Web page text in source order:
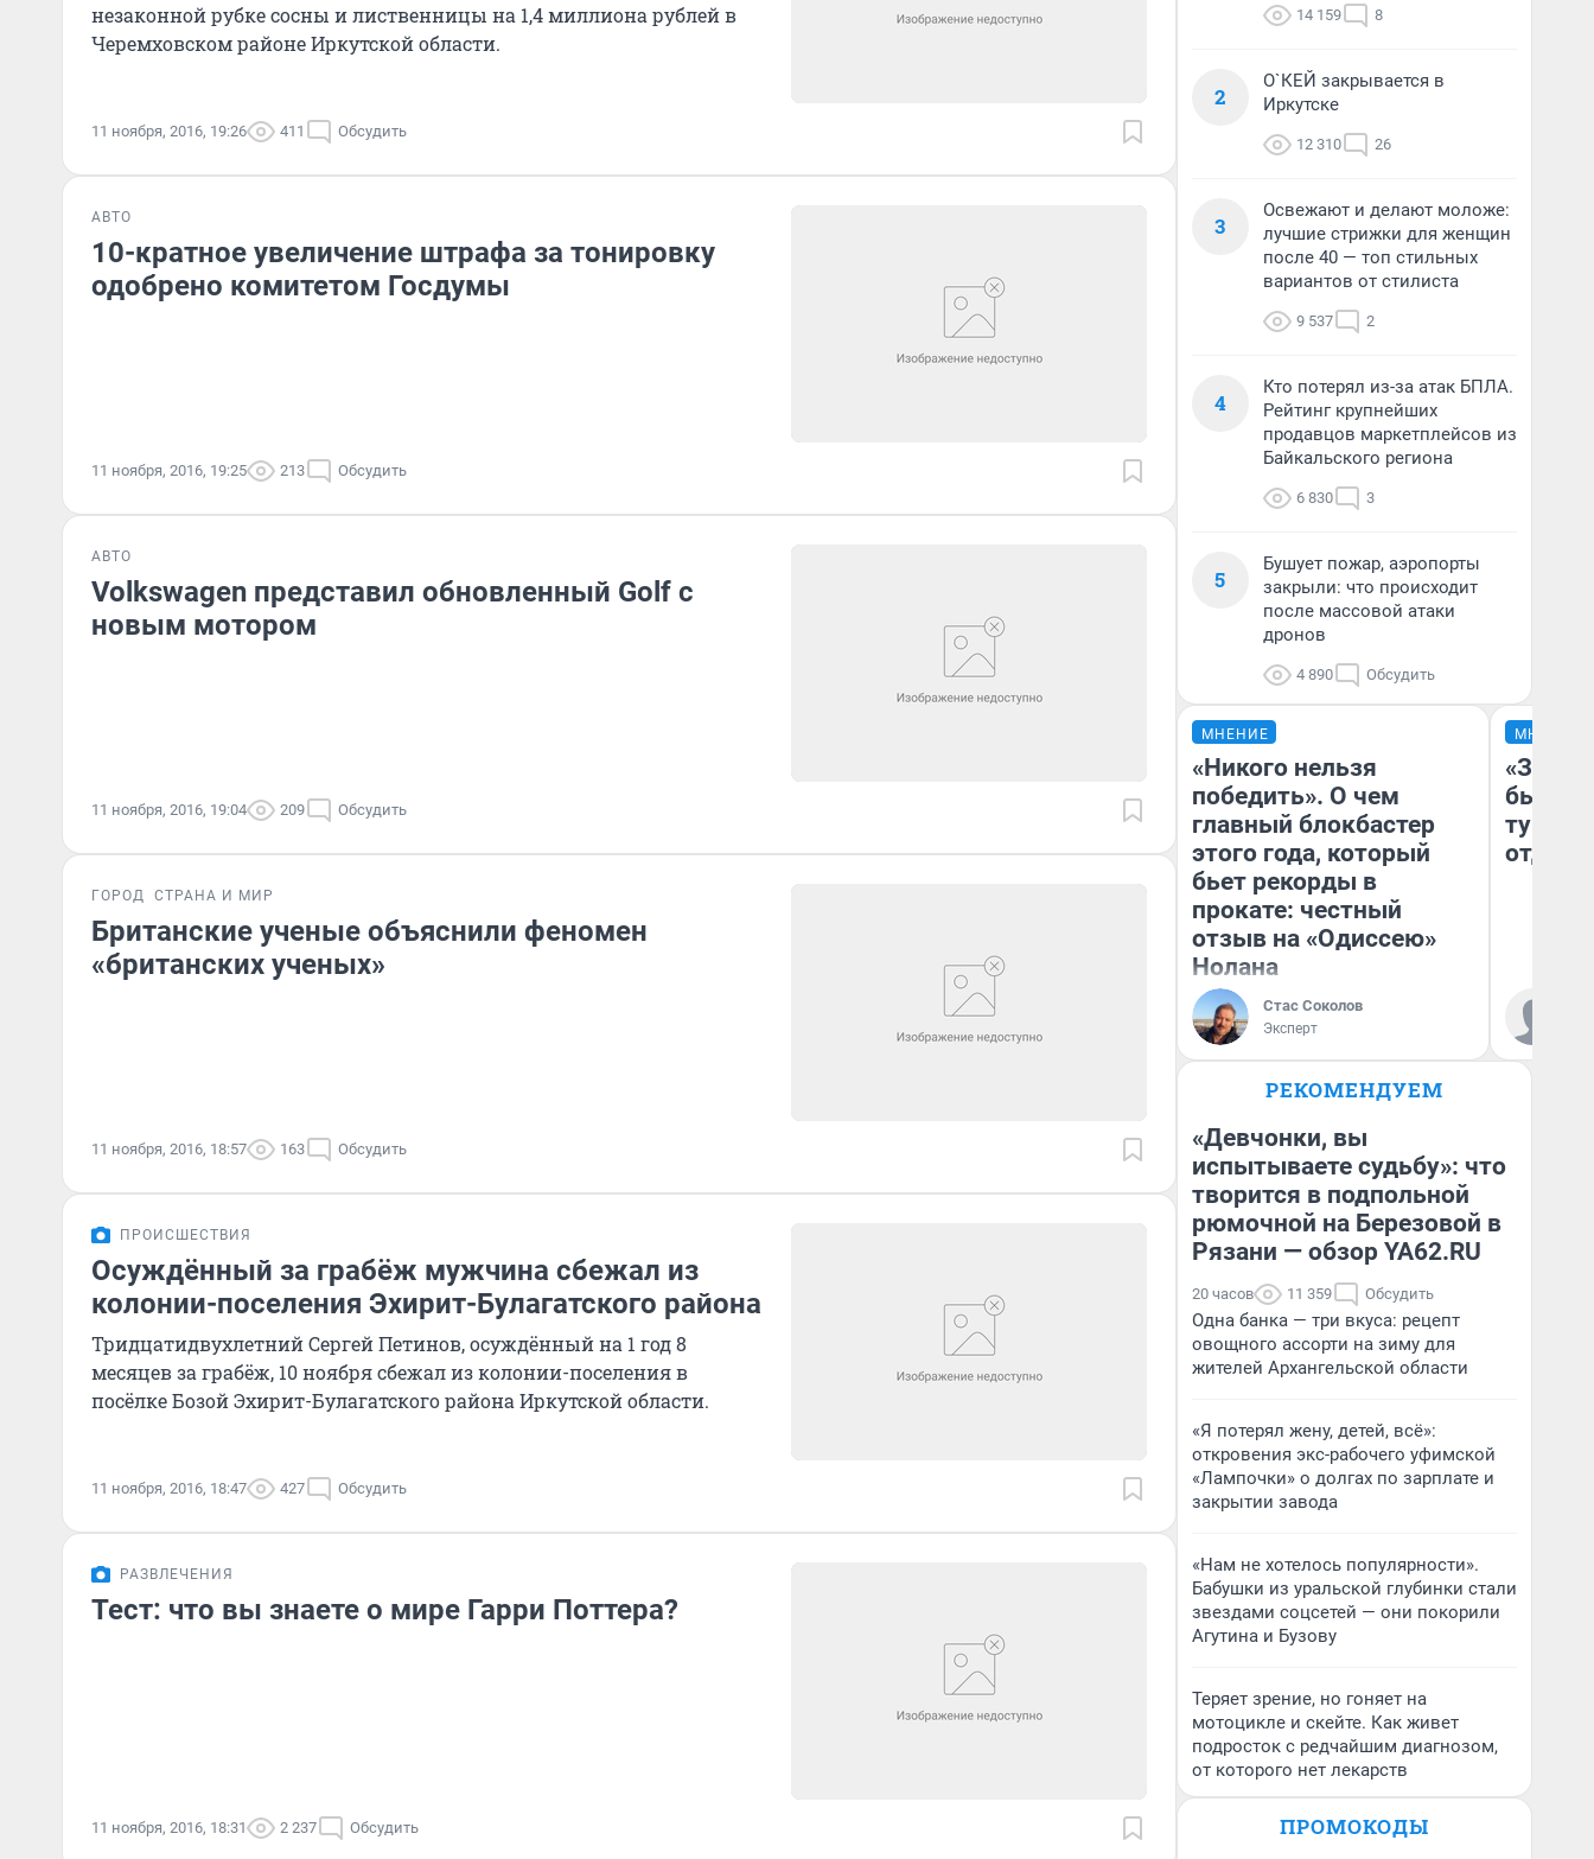
незаконной рубке сосны и лиственницы на 1,4 миллиона рублей в
Черемховском районе Иркутской области.
11 ноября, 2016, 19:26 411 Обсудить
АВТО
10-кратное увеличение штрафа за тонировку
одобрено комитетом Госдумы
11 ноября, 2016, 19:25 213 Обсудить
АВТО
Volkswagen представил обновленный Golf с
новым мотором
11 ноября, 2016, 19:04 209 Обсудить
ГОРОД СТРАНА И МИР
Британские ученые объяснили феномен
«британских ученых»
11 ноября, 2016, 18:57 163 Обсудить
ПРОИСШЕСТВИЯ
Осуждённый за грабёж мужчина сбежал из
колонии-поселения Эхирит-Булагатского района
Тридцатидвухлетний Сергей Петинов, осуждённый на 1 год 8
месяцев за грабёж, 10 ноября сбежал из колонии-поселения в
посёлке Бозой Эхирит-Булагатского района Иркутской области.
11 ноября, 2016, 18:47 427 Обсудить
РАЗВЛЕЧЕНИЯ
Тест: что вы знаете о мире Гарри Поттера?
11 ноября, 2016, 18:31 2 237 Обсудить
14 159 8
2
О`КЕЙ закрывается в
Иркутске
12 310 26
3
Освежают и делают моложе:
лучшие стрижки для женщин
после 40 — топ стильных
вариантов от стилиста
9 537 2
4
Кто потерял из-за атак БПЛА.
Рейтинг крупнейших
продавцов маркетплейсов из
Байкальского региона
6 830 3
5
Бушует пожар, аэропорты
закрыли: что происходит
после массовой атаки
дронов
4 890 Обсудить
МНЕНИЕ
«Никого нельзя
победить». О чем
главный блокбастер
этого года, который
бьет рекорды в
прокате: честный
отзыв на «Одиссею»
Нолана
Стас Соколов
Эксперт
МНЕНИЕ
«За
были
РЕКОМЕНДУЕМ
«Девчонки, вы
испытываете судьбу»: что
творится в подпольной
рюмочной на Березовой в
Рязани — обзор YA62.RU
20 часов 11 359 Обсудить
Одна банка — три вкуса: рецепт
овощного ассорти на зиму для
жителей Архангельской области
«Я потерял жену, детей, всё»:
откровения экс-рабочего уфимской
«Лампочки» о долгах по зарплате и
закрытии завода
«Нам не хотелось популярности».
Бабушки из уральской глубинки стали
звездами соцсетей — они покорили
Агутина и Бузову
Теряет зрение, но гоняет на
мотоцикле и скейте. Как живет
подросток с редчайшим диагнозом,
от которого нет лекарств
ПРОМОКОДЫ